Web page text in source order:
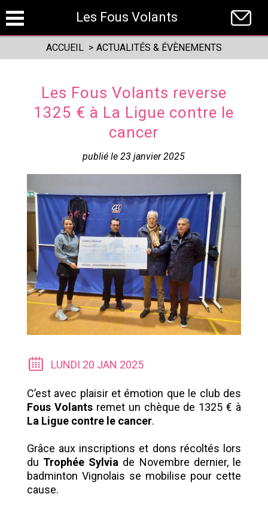
Les Fous Volants
ACCUEIL > ACTUALITÉS & ÉVÈNEMENTS
Les Fous Volants reverse
1325 € à La Ligue contre le
cancer
publié le 23 janvier 2025
LUNDI 20 JAN 2025
C’est avec plaisir et émotion que le club des
Fous Volants remet un chèque de 1325 € à
La Ligue contre le cancer.
Grâce aux inscriptions et dons récoltés lors
du Trophée Sylvia de Novembre dernier, le
badminton Vignolais se mobilise pour cette
cause.